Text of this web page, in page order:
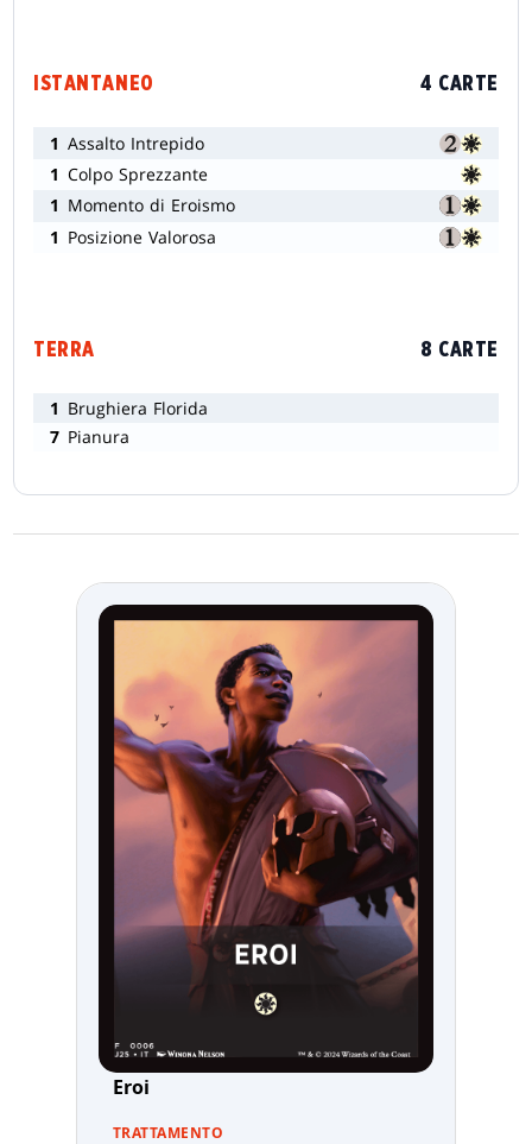
ISTANTANEO 4 CARTE
1 Assalto Intrepido
1 Colpo Sprezzante
1 Momento di Eroismo
1 Posizione Valorosa
TERRA 8 CARTE
1 Brughiera Florida
7 Pianura
Eroi
TRATTAMENTO